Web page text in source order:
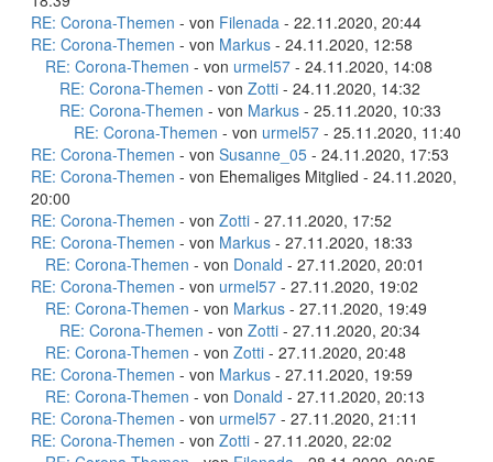
RE: Corona-Themen - von Filenada - 22.11.2020, 20:44
RE: Corona-Themen - von Markus - 24.11.2020, 12:58
RE: Corona-Themen - von urmel57 - 24.11.2020, 14:08
RE: Corona-Themen - von Zotti - 24.11.2020, 14:32
RE: Corona-Themen - von Markus - 25.11.2020, 10:33
RE: Corona-Themen - von urmel57 - 25.11.2020, 11:40
RE: Corona-Themen - von Susanne_05 - 24.11.2020, 17:53
RE: Corona-Themen - von Ehemaliges Mitglied - 24.11.2020,
20:00
RE: Corona-Themen - von Zotti - 27.11.2020, 17:52
RE: Corona-Themen - von Markus - 27.11.2020, 18:33
RE: Corona-Themen - von Donald - 27.11.2020, 20:01
RE: Corona-Themen - von urmel57 - 27.11.2020, 19:02
RE: Corona-Themen - von Markus - 27.11.2020, 19:49
RE: Corona-Themen - von Zotti - 27.11.2020, 20:34
RE: Corona-Themen - von Zotti - 27.11.2020, 20:48
RE: Corona-Themen - von Markus - 27.11.2020, 19:59
RE: Corona-Themen - von Donald - 27.11.2020, 20:13
RE: Corona-Themen - von urmel57 - 27.11.2020, 21:11
RE: Corona-Themen - von Zotti - 27.11.2020, 22:02